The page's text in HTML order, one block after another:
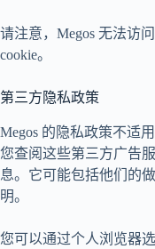
请注意，Megos 无法访
cookie。
第三方隐私政策
Megos 的隐私政策不适
您查阅这些第三方广告
息。它可能包括他们的
明。
您可以通过个人浏览器